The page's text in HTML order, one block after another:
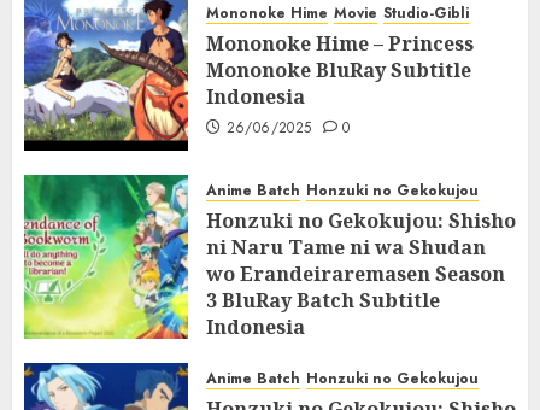
Mononoke Hime Movie Studio-Gibli
Mononoke Hime – Princess
Mononoke BluRay Subtitle
Indonesia
26/06/2025 0
Anime Batch Honzuki no Gekokujou
Honzuki no Gekokujou: Shisho
ni Naru Tame ni wa Shudan
wo Erandeiraremasen Season
3 BluRay Batch Subtitle
Indonesia
Anime Batch Honzuki no Gekokujou